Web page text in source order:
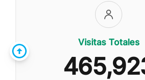
Visitas Totales